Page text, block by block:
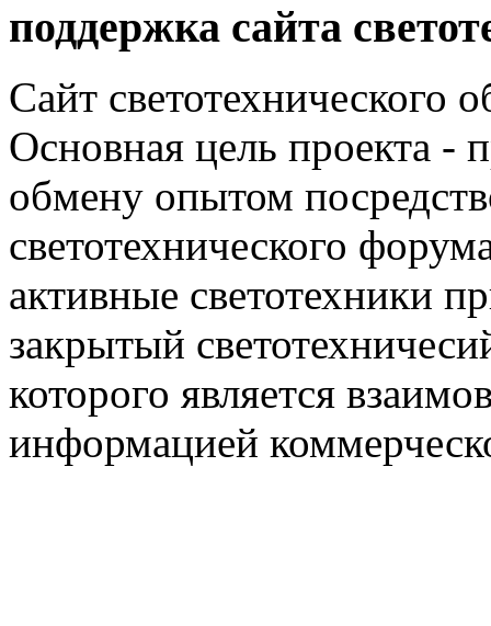
поддержка сайта
Сайт светотехнического
Основная цель проекта -
обмену опытом
светотехнического
активные светотехники
закрытый
которого является
информацией